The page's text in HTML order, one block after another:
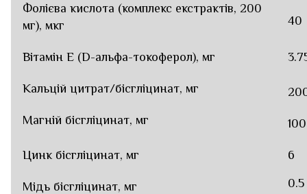
Фолієва кислота (комплекс екстрактів, 200
мг), мкг
40
Вітамін Е (D-альфа-токоферол), мг
Кальцій цитрат/бісгліцинат, мг
Магній бісгліцинат, мг 100
Цинк бісгліцинат, мг 6
Мідь бісгліцинат, мг 0.5